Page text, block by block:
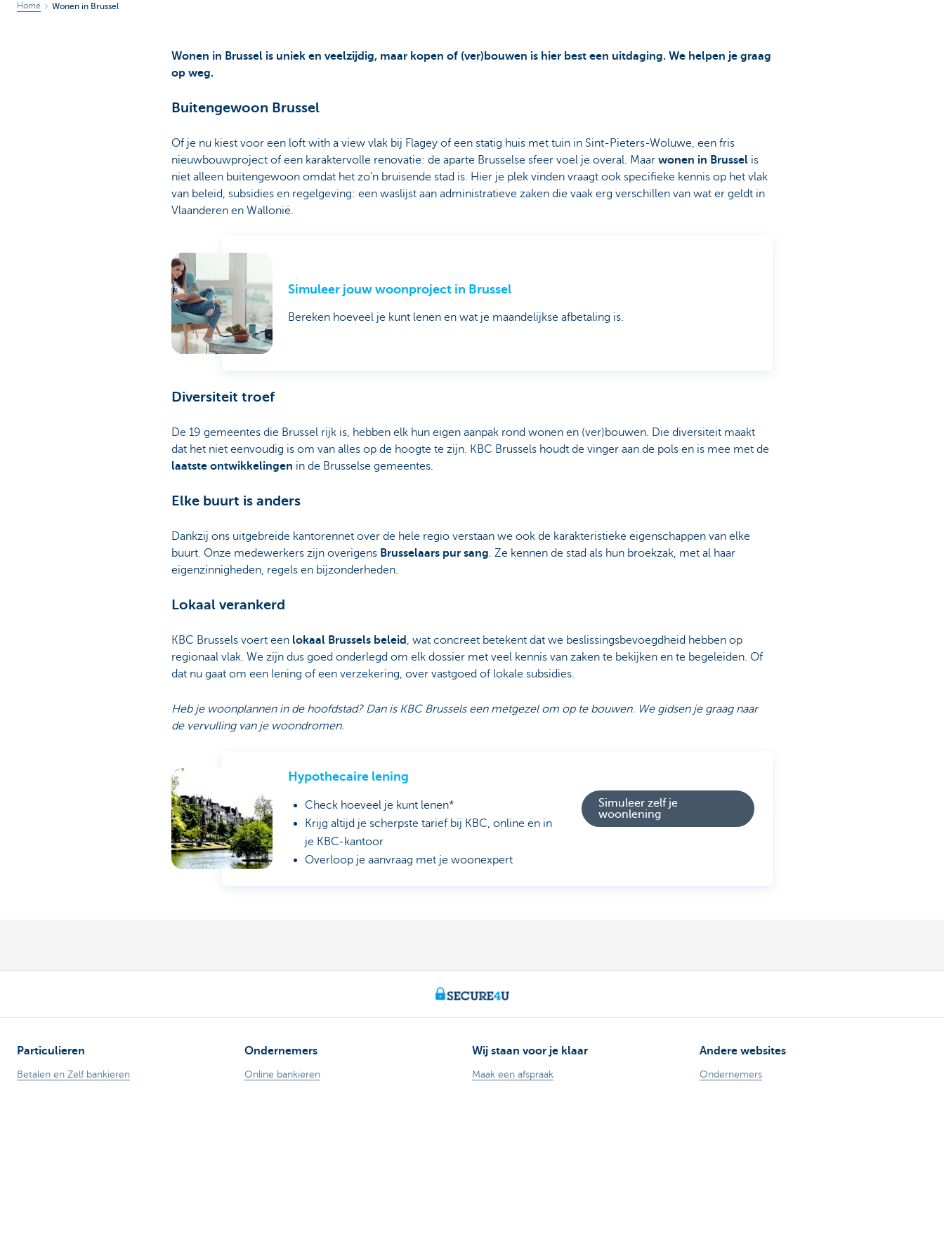
Home Wonen in Brussel
Wonen in Brussel is uniek en veelzijdig, maar kopen of (ver)bouwen is hier best een uitdaging. We helpen je graag
op weg.
Buitengewoon Brussel
Of je nu kiest voor een loft with a view vlak bij Flagey of een statig huis met tuin in Sint-Pieters-Woluwe, een fris
nieuwbouwproject of een karaktervolle renovatie: de aparte Brusselse sfeer voel je overal. Maar wonen in Brussel is
niet alleen buitengewoon omdat het zo’n bruisende stad is. Hier je plek vinden vraagt ook specifieke kennis op het vlak
van beleid, subsidies en regelgeving: een waslijst aan administratieve zaken die vaak erg verschillen van wat er geldt in
Vlaanderen en Wallonië.
Simuleer jouw woonproject in Brussel
Bereken hoeveel je kunt lenen en wat je maandelijkse afbetaling is.
Diversiteit troef
De 19 gemeentes die Brussel rijk is, hebben elk hun eigen aanpak rond wonen en (ver)bouwen. Die diversiteit maakt
dat het niet eenvoudig is om van alles op de hoogte te zijn. KBC Brussels houdt de vinger aan de pols en is mee met de
laatste ontwikkelingen in de Brusselse gemeentes.
Elke buurt is anders
Dankzij ons uitgebreide kantorennet over de hele regio verstaan we ook de karakteristieke eigenschappen van elke
buurt. Onze medewerkers zijn overigens Brusselaars pur sang . Ze kennen de stad als hun broekzak, met al haar
eigenzinnigheden, regels en bijzonderheden.
Lokaal verankerd
KBC Brussels voert een lokaal Brussels beleid
, wat concreet betekent dat we beslissingsbevoegdheid hebben op
regionaal vlak. We zijn dus goed onderlegd om elk dossier met veel kennis van zaken te bekijken en te begeleiden. Of
dat nu gaat om een lening of een verzekering, over vastgoed of lokale subsidies.
Heb je woonplannen in de hoofdstad? Dan is KBC Brussels een metgezel om op te bouwen. We gidsen je graag naar
de vervulling van je woondromen.
Hypothecaire lening
Check hoeveel je kunt lenen*
Krijg altijd je scherpste tarief bij KBC, online en in
je KBC-kantoor
Overloop je aanvraag met je woonexpert
Simuleer zelf je
woonlening
Particulieren
Betalen en Zelf bankieren
Ondernemers
Online bankieren
Wij staan voor je klaar
Maak een afspraak
Andere websites
Ondernemers